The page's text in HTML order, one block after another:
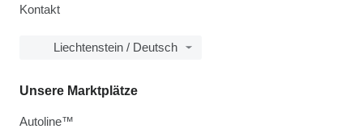
Kontakt
Liechtenstein / Deutsch
Unsere Marktplätze
Autoline™